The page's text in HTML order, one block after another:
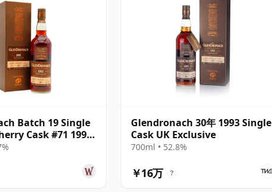
Batch 19 Single
Cask #71 1992
Glendronach 30年 1993 Single
Cask UK Exclusive
700ml • 52.8%
￥16万 ?